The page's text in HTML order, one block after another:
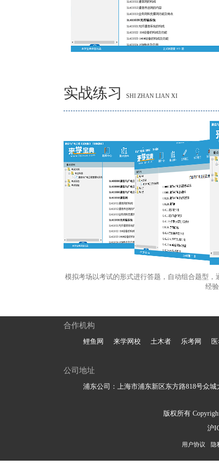
实战练习 SHI ZHAN LIAN XI
模拟考场以考试的形式进行答题，自动组合题型
经
合作机构
鲤鱼网 来学网校 土木者 乐考网
公司地址
浦东公司：上海市浦东新区东方路818号众城
版权所有
沪
用户协议 隐